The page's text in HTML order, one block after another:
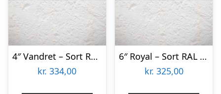
4″ Vandret – Sort RAL 9005 22×85 Færdigmalet Træbeklædning
kr. 334,00
6″ Royal – Sort RAL 9005 22×135 Færdigmalet Træbeklædning
kr. 325,00